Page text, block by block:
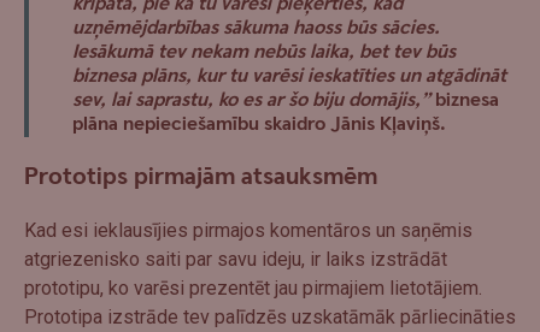
uzņēmējdarbības sākuma haoss būs sācies.
Iesākumā tev nekam nebūs laika, bet tev būs
biznesa plāns, kur tu varēsi ieskatīties un atgādināt
sev, lai saprastu, ko es ar šo biju domājis,”biznesa
plāna nepieciešamību skaidro Jānis Kļaviņš.
Prototips pirmajām atsauksmēm
Kad esi ieklausījies pirmajos komentāros un saņēmis
atgriezenisko saiti par savu ideju, ir laiks izstrādāt
prototipu, ko varēsi prezentēt jau pirmajiem lietotājiem.
Prototipa izstrāde tev palīdzēs uzskatāmāk pārliecināties